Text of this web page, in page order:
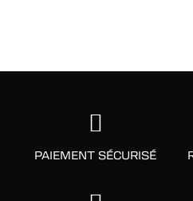
PAIEMENT SÉCURISÉ